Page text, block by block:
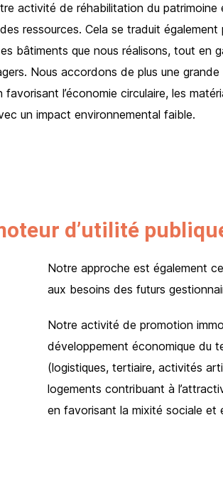
activité de réhabilitation du patrimoine
ressources. Cela se traduit également
bâtiments que nous réalisons, tout en
Nous accordons de plus une
favorisant l’économie circulaire, les
un impact environnemental faible.
d’utilité
Notre approche est également
aux besoins des futurs
Notre activité de promotion
développement économique du
(logistiques, tertiaire, activités
logements contribuant à
en favorisant la mixité sociale et